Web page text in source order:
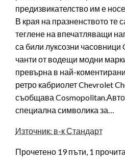
предизвикателство им е
В края на празненството те
теглене на впечатляващи
са били луксозни часовници
чанти от водещи модни
превърна в най-
ретро кабриолет Chevrolet
съобщава
специална символика за…
Източник: в-к Стандарт
Прочетено 19 пъти, 1